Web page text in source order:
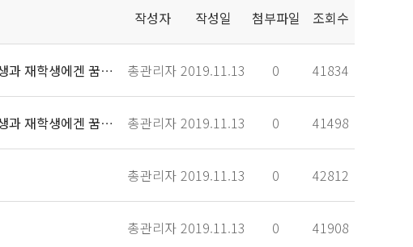
작성자 작성일 첨부파일 조회수
세상으로 항해를 떠나는 졸업생에게 등대 같은 동반자가 되고, 신입생과 재학생에겐 꿈을 키워 총관리자 2019.11.13 0 41834
세상으로 항해를 떠나는 졸업생에게 등대 같은 동반자가 되고, 신입생과 재학생에겐 꿈을 키워 총관리자 2019.11.13 0 41498
총관리자 2019.11.13 0 42812
총관리자 2019.11.13 0 41908